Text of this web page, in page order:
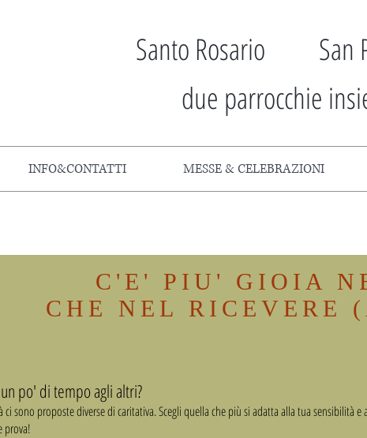
Santo Rosario San
due parrocchie
INFO&CONTATTI MESSE & CELEBRAZIONI
C'E' PIU' GIOIA
CHE NEL RICEVERE
po' di tempo agli altri?
ci sono proposte diverse di caritativa. Scegli quella che più si adatta alla tua sensibilità
prova!